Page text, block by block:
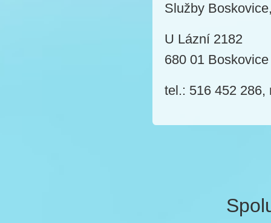
Služby
U Lázní 2182
680 01 Boskovice
tel.: 516 452 286,